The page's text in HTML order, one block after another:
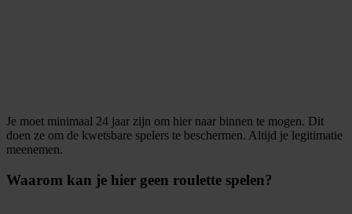
Je moet minimaal 24 jaar zijn om hier naar binnen te mogen. Dit
doen ze om de kwetsbare spelers te beschermen. Altijd je legitimatie
meenemen.
Waarom kan je hier geen roulette spelen?